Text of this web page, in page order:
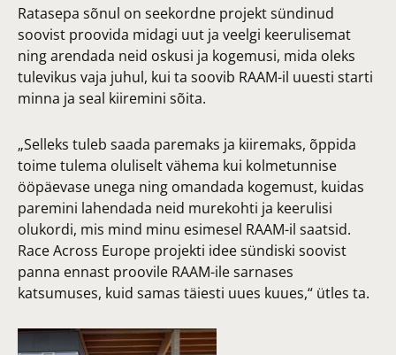
Ratasepa sõnul on seekordne projekt sündinud
soovist proovida midagi uut ja veelgi keerulisemat
ning arendada neid oskusi ja kogemusi, mida oleks
tulevikus vaja juhul, kui ta soovib RAAM-il uuesti starti
minna ja seal kiiremini sõita.
„Selleks tuleb saada paremaks ja kiiremaks, õppida
toime tulema oluliselt vähema kui kolmetunnise
ööpäevase unega ning omandada kogemust, kuidas
paremini lahendada neid murekohti ja keerulisi
olukordi, mis mind minu esimesel RAAM-il saatsid.
Race Across Europe projekti idee sündiski soovist
panna ennast proovile RAAM-ile sarnases
katsumuses, kuid samas täiesti uues kuues,“ ütles ta.